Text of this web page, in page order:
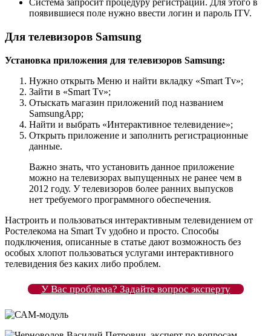
Система запросит процедуру регистрации. Для этого в
появившиеся поле нужно ввести логин и пароль ITV.
Для телевизоров Samsung
Установка приложения для телевизоров Samsung:
Нужно открыть Меню и найти вкладку «Smart Tv»;
Зайти в «Smart Tv»;
Отыскать магазин приложений под названием
SamsungApp;
Найти и выбрать «Интерактивное телевидение»;
Открыть приложение и заполнить регистрационные
данные.
Важно знать, что установить данное приложение
можно на телевизорах выпущенных не ранее чем в
2012 году. У телевизоров более ранних выпусков
нет требуемого программного обеспечения.
Настроить и пользоваться интерактивным телевидением от
Ростелекома на Smart Tv удобно и просто. Способы
подключения, описанные в статье дают возможность без
особых хлопот пользоваться услугами интерактивного
телевидения без каких либо проблем.
У Вас проблема? Задайте вопрос эксперту